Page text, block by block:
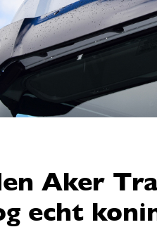
Aker
echt